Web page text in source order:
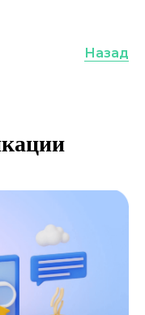
Назад